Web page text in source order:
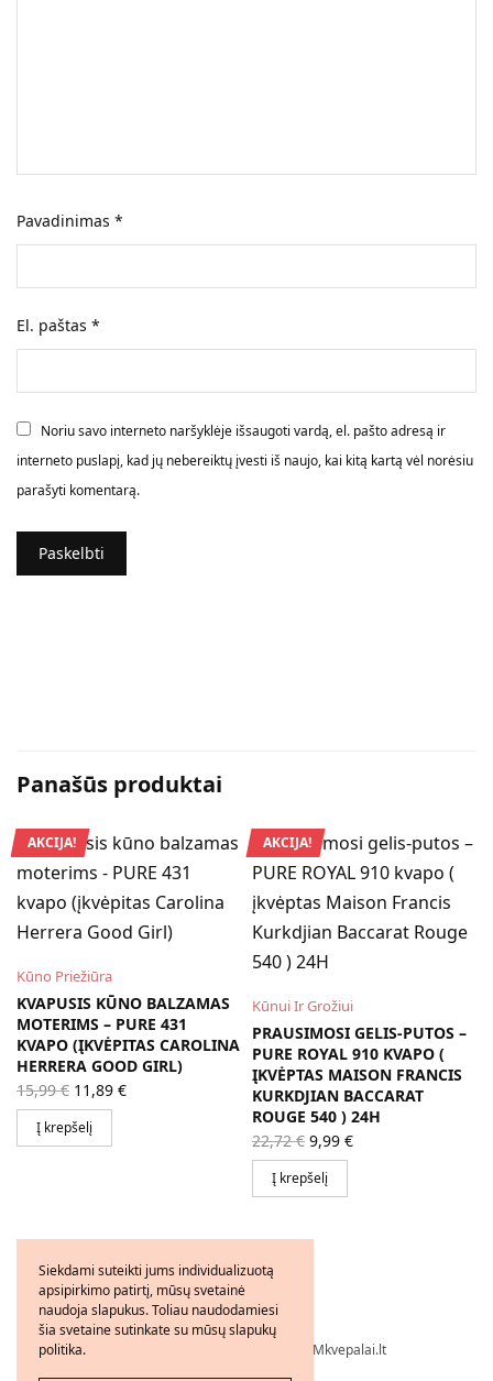
Pavadinimas*
El. paštas*
Noriu savo interneto naršyklėje išsaugoti vardą, el. pašto adresą ir
interneto puslapį, kad jų nebereiktų įvesti iš naujo, kai kitą kartą vėl norėsiu
parašyti komentarą.
Panašūs produktai
AKCIJA!
Kūno Priežiūra
KVAPUSIS KŪNO BALZAMAS
MOTERIMS – PURE 431
KVAPO (ĮKVĖPITAS CAROLINA
HERRERA GOOD GIRL)
15,99€ Original
price
was:
15,99 €.
11,89 €Current
Į krepšelį
AKCIJA!
Kūnui Ir Grožiui
PRAUSIMOSI GELIS-PUTOS –
PURE ROYAL 910 KVAPO (
ĮKVĖPTAS MAISON FRANCIS
KURKDJIAN BACCARAT
ROUGE 540 ) 24H
22,72€ Original
price
was:
22,72 €.
9,99 €Current
Į krepšelį
Visos teisės saugomos © 2026 - FMkvepalai.lt
Siekdami suteikti jums individualizuotą
apsipirkimo patirtį, mūsų svetainė
naudoja slapukus. Toliau naudodamiesi
šia svetaine sutinkate su mūsų slapukų
politika.